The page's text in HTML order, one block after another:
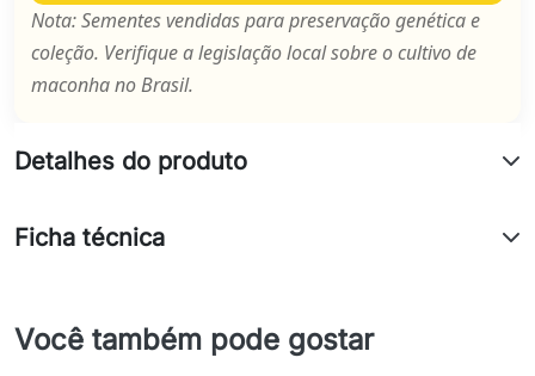
Nota: Sementes vendidas para preservação genética e
coleção. Verifique a legislação local sobre o cultivo de
maconha no Brasil.
Detalhes do produto
Ficha técnica
Você também pode gostar